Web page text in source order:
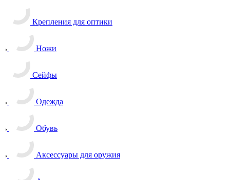
Крепления для оптики
Ножи
Сейфы
Одежда
Обувь
Аксессуары для оружия